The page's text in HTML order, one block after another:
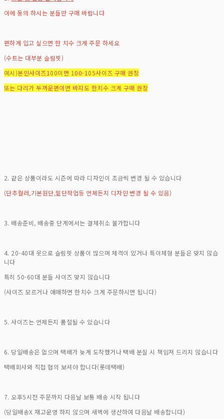
이에 동의 하시는 분들만 구매 바랍니다
편하게 입고 싶으면 한 치수 크게 주문 하세요
(수트는 대부분 슬림핏)
예시)본인사이즈100이면 100-105사이즈 구매 권장
또는 다리가 두꺼운편이면 바지도 한치수 크게 구매 권장
2. 같은 상품이라도 시즌에 따라 디자인이 조금씩 변경 될 수 있습니다
(단추컬러,기본원단,밑단작업등 언제든지 디자인 변경 될 수 있음)
3. 배송준비, 배송중 단계에서는 결체취소 불가합니다
4. 20-40대 옷으로 슬림핏 상품이 많으며 체격이 있거나 특이체형 분들은 맞지 않습
니다
특히 50-60대 분들 사이즈 맞지 않습니다
(사이즈 모르거나 애매하면 한치수 크게 주문하시면 됩니다)
5. 사이즈는 언제든지 품절될 수 있습니다
6. 당일배송은 없으며 택배가 늦게 도착했거나 택배 분실 시 책임져 드리지 않습니다
택배회사와 직접 협의 보셔야 합니다(롯데택배)
7. 오후5시전 주문까지 다음날 보통 배송 시작 됩니다
(당일배송X 재고운영 하지 않으며 새벽에 생산하여 다음날 배송합니다)